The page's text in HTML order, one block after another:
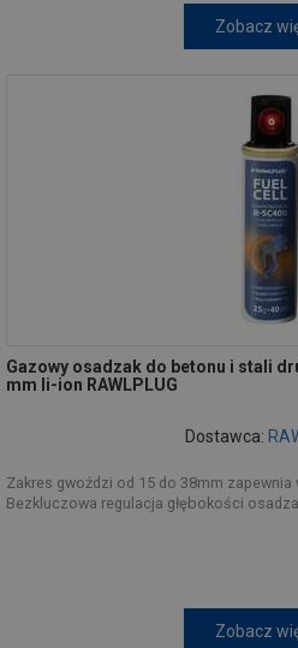
Zobacz
Gazowy osadzak do betonu i stali
mm li-ion RAWLPLUG
Dostawca:
Zakres gwoździ od 15 do 38mm
Bezkluczowa regulacja głębokości
Zobacz